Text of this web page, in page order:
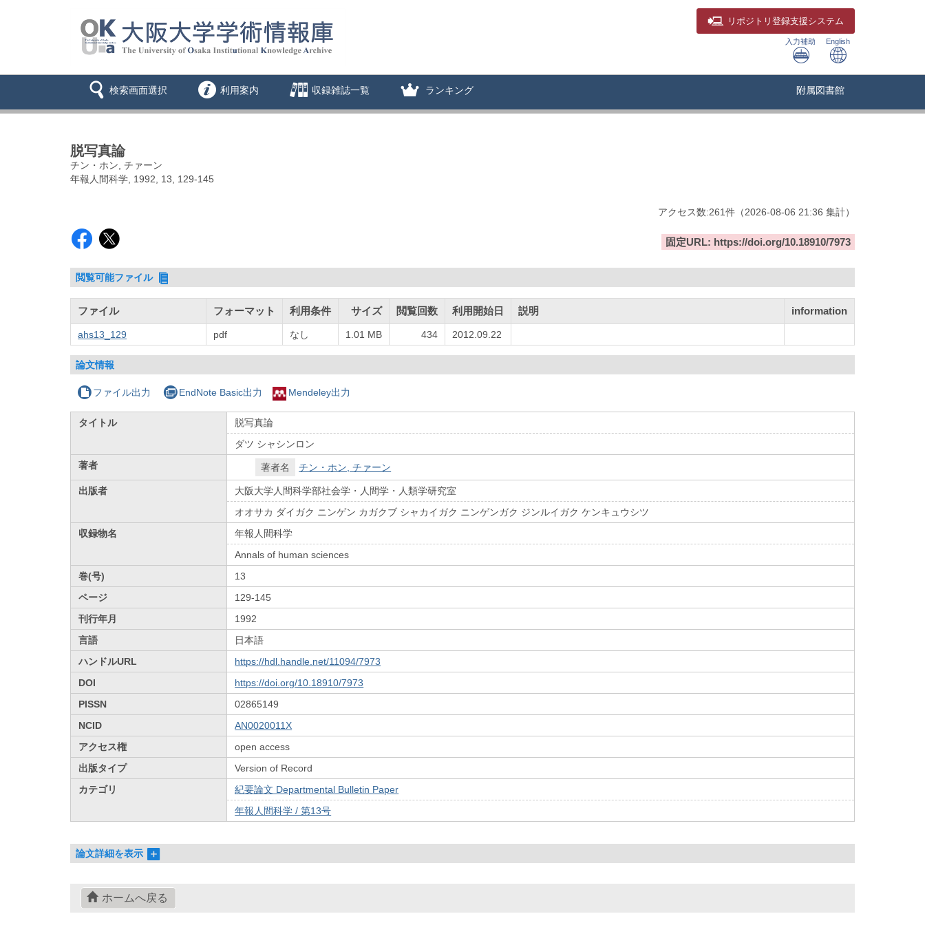
リポジトリ 登録支援システム
入力補助 English
検索画面選択 利用案内 収録雑誌一覧 ランキング 附属図書館
脱写真論
チン・ホン, チァーン
年報人間科学, 1992, 13, 129-145
アクセス数:261件 （2026-08-06 21:36 集計）
固定URL: https://doi.org/10.18910/7973
閲覧可能ファイル
ファイル フォーマット 利用条件 サイズ 閲覧回数 利用開始日 説明 information
ahs13_129 pdf なし 1.01 MB 434 2012.09.22
論文情報
ファイル出力 EndNote Basic出力 Mendeley出力
タイトル
脱写真論
ダツ シャシンロン
著者
著者名 チン・ホン, チァーン
出版者
大阪大学人間科学部社会学・人間学・人類学研究室
オオサカ ダイガク ニンゲン カガクブ シャカイガク ニンゲンガク ジンルイガク ケンキュウシツ
収録物名
年報人間科学
Annals of human sciences
巻(号)
13
ページ
129-145
刊行年月
1992
言語
日本語
ハンドルURL
https://hdl.handle.net/11094/7973
DOI
https://doi.org/10.18910/7973
PISSN
02865149
NCID
AN0020011X
アクセス権
open access
出版タイプ
Version of Record
カテゴリ
紀要論文 Departmental Bulletin Paper
年報人間科学 / 第13号
論文詳細を表示
ホームへ戻る